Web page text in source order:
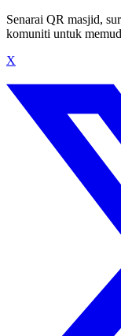
Senarai QR masjid,
komuniti untuk
X